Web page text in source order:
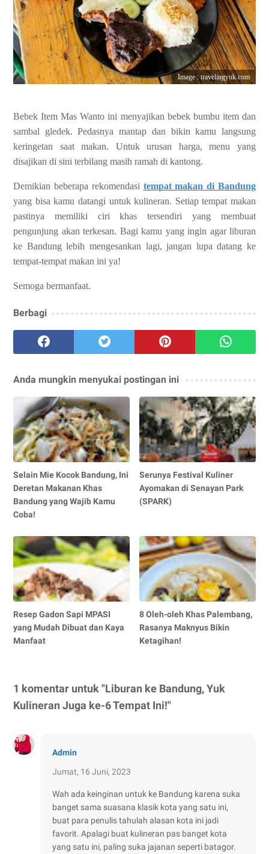
Image : travelingyuk.com
Bebek Item Mas Wanto ini menyajikan bebek bumbu item dan
sambal gledek. Pedasnya mantap dan bikin kamu langsung
keringetan saat makan. Untuk urusan harga, menu yang
disajikan di sini terbilang masih ramah di kantong.
Demikian beberapa rekomendasi tempat makan di Bandung
yang bisa kamu datangi untuk kulineran. Setiap tempat makan
pastinya memiliki ciri khas tersendiri yang membuat
pengunjung akan terkesan. Bagi kamu yang ingin agar liburan
ke Bandung lebih mengesankan lagi, jangan lupa datang ke
tempat-tempat makan ini ya!
Semoga bermanfaat.
Berbagi
Anda mungkin menyukai postingan ini
Selain Mie Kocok Bandung, Ini
Deretan Makanan Khas
Bandung yang Wajib Kamu
Coba!
Serunya Festival Kuliner
Ayomakan di Senayan Park
(SPARK)
Resep Gadon Sapi MPASI
yang Mudah Dibuat dan Kaya
Manfaat
8 Oleh-oleh Khas Palembang,
Rasanya Maknyus Bikin
Ketagihan!
1 komentar untuk "Liburan ke Bandung, Yuk
Kulineran Juga ke-6 Tempat Ini!"
Admin
Jumat, 16 Juni, 2023
Wah ada keinginan untuk ke Bandung karena suka
banget sama suasana klasik kota yang satu ini,
buat para penulis tahulah alasan kota ini jadi
favorit. Apalagi buat kulineran pas banget kota
yang satu ini, paling suka jajanan seperti batagor.